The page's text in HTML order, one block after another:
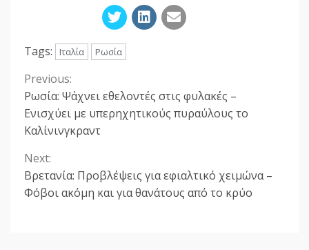
Tags: Ιταλία Ρωσία
Continue
Reading
Previous:
Ρωσία: Ψάχνει εθελοντές στις φυλακές –
Ενισχύει με υπερηχητικούς πυραύλους το
Καλίνινγκραντ
Next:
Βρετανία: Προβλέψεις για εφιαλτικό χειμώνα –
Φόβοι ακόμη και για θανάτους από το κρύο